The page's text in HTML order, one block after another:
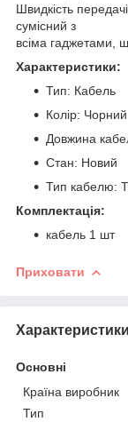
Швидкість
сумісний з
всіма гаджетами,
Характеристики:
Тип: Кабель
Колір: Чорний
Довжина
Стан: Новий
Тип кабелю:
Комплектація:
кабель 1 шт
Приховати
Характеристики
Основні
Країна виробник
Тип